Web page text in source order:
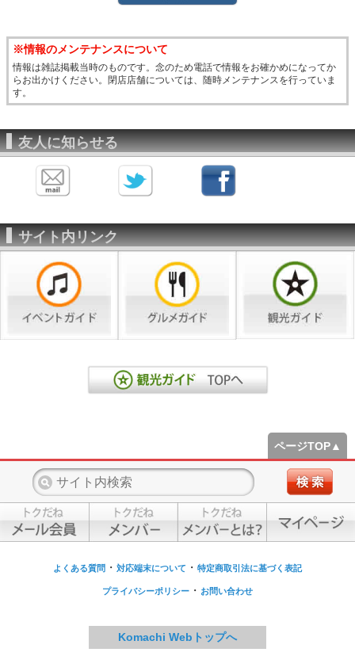
※情報のメンテナンスについて
情報は雑誌掲載当時のものです。念のため電話で情報をお確かめになってか
らお出かけください。閉店店舗については、随時メンテナンスを行っていま
す。
友人に知らせる
サイト内リンク
ページTOP▲
よくある質問 ・ 対応端末について ・ 特定商取引法に基づく表記
プライバシーポリシー ・ お問い合わせ
Komachi Webトップへ